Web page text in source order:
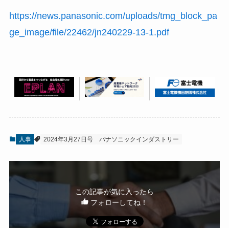
https://news.panasonic.com/uploads/tmg_block_pa
ge_image/file/22462/jn240229-13-1.pdf
人事 2024年3月27日号 パナソニックインダストリー
この記事が気に入ったら
フォローしてね！